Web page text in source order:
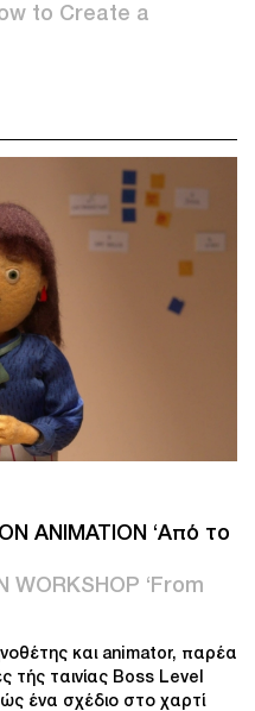
to Create a
ANIMATION ‘Από το
WORKSHOP ‘From
και animator, παρέα
τής ταινίας Boss Level
ένα σχέδιο στο χαρτί